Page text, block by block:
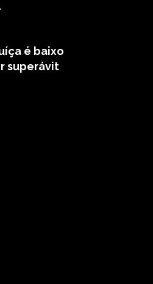
é baixo
superávit